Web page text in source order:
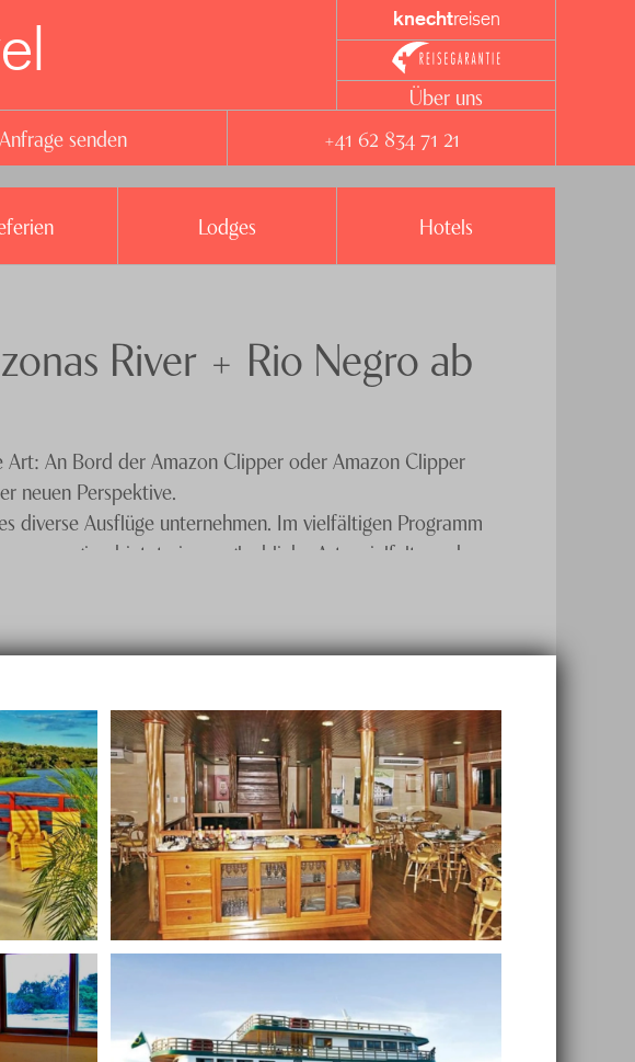
knechtreisen
Über uns
Anfrage senden +41 62 834 71 21
Lodges Hotels
River + Rio Negro ab
Art: An Bord der Amazon Clipper oder Amazon Clipper
neuen Perspektive.
diverse Ausflüge unternehmen. Im vielfältigen Programm
bietet eine unglaubliche Artenvielfalt, so dass
Sie unbedingt Ihre Badesachen mit, denn während